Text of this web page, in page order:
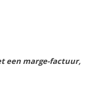
een marge-factuur,